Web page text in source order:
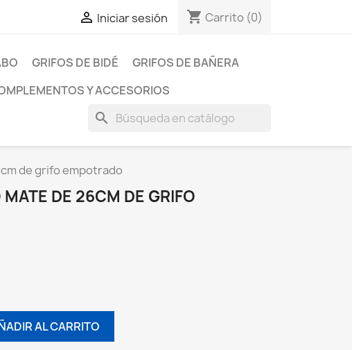
 Iniciar sesión shopping_cart Carrito (0)
GRIFOS DE BIDÉ
GRIFOS DE BAÑERA
Y ACCESORIOS
search
de grifo empotrado
DE 26CM DE GRIFO
AL CARRITO